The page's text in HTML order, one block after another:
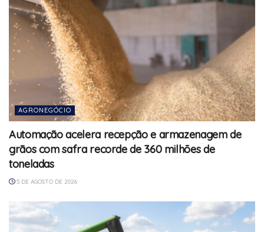
AGRONEGÓCIO
Automação acelera recepção e armazenagem de
grãos com safra recorde de 360 milhões de
toneladas
5 DE AGOSTO DE 2026